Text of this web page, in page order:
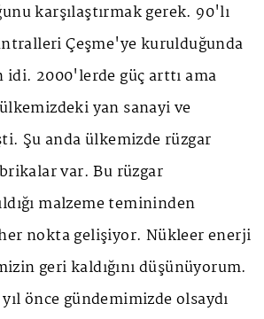
karşılaştırmak gerek. 90'lı
Çeşme'ye kurulduğunda
idi. 2000'lerde güç arttı ama
yan sanayi ve
Şu anda ülkemizde rüzgar
var. Bu rüzgar
malzeme temininden
her nokta gelişiyor. Nükleer enerji
geri kaldığını düşünüyorum.
önce gündemimizde olsaydı